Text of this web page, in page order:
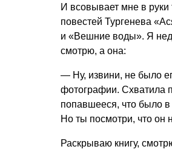
И всовывает мне в руки
повестей Тургенева
и «Вешние воды». Я
смотрю, а она:
— Ну, извини, не было
фотографии. Схватила
попавшееся, что было в
Но ты посмотри, что он
Раскрываю книгу,